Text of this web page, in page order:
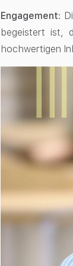
Engagement:
begeistert ist,
hochwertigen